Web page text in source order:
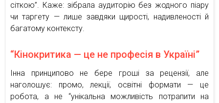
сіткою”. Каже: зібрала аудиторію без жодного піару
чи таргету — лише завдяки щирості, надивленості й
багатому контексту.
“Кінокритика — це не професія в Україні”
Інна принципово не бере гроші за рецензії, але
наголошує: промо, лекції, освітні формати — це
робота, а не “унікальна можливість потрапити на